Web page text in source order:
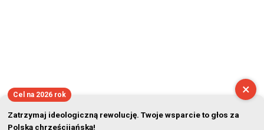
×
Cel na 2026 rok
Zatrzymaj ideologiczną rewolucję. Twoje wsparcie to głos za
Polską chrześcijańską!